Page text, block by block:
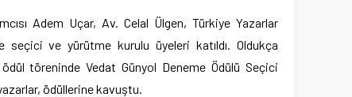
Adem Uçar, Av. Celal Ülgen, Türkiye Yazarlar
seçici ve yürütme kurulu üyeleri katıldı. Oldukça
töreninde Vedat Günyol Deneme Ödülü Seçici
ödüllerine kavuştu.